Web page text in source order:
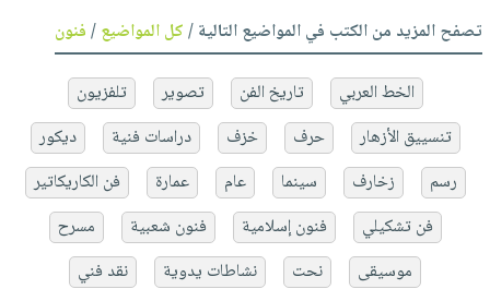
تصفح المزيد من الكتب في المواضيع التالية /كل المواضيع/فنون
الخط العربي تاريخ الفن تصوير
تلفزيون
تنسييق الأزهار
حرف خزف دراسات فنية
ديكور
رسم
زخارف سينما عام عمارة
فن الكاريكاتير
فن تشكيلي
فنون إسلامية فنون شعبية
مسرح
موسيقى
نحت نشاطات يدوية نقد فني